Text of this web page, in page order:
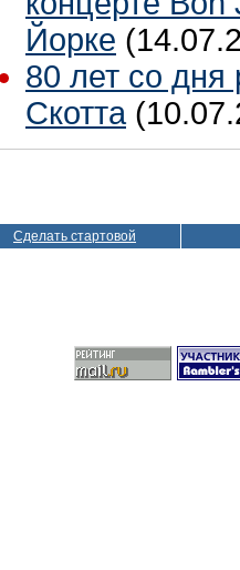
Йорке
80 лет со
Скотта
Сделать стартовой